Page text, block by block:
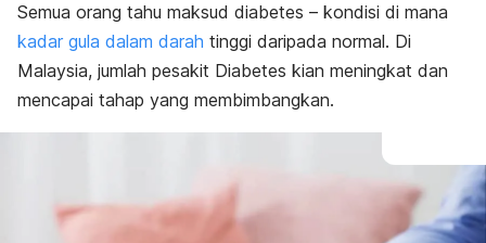
Semua orang tahu maksud diabetes – kondisi di mana
kadar gula dalam darah tinggi daripada normal. Di
Malaysia, jumlah pesakit Diabetes kian meningkat dan
mencapai tahap yang membimbangkan.